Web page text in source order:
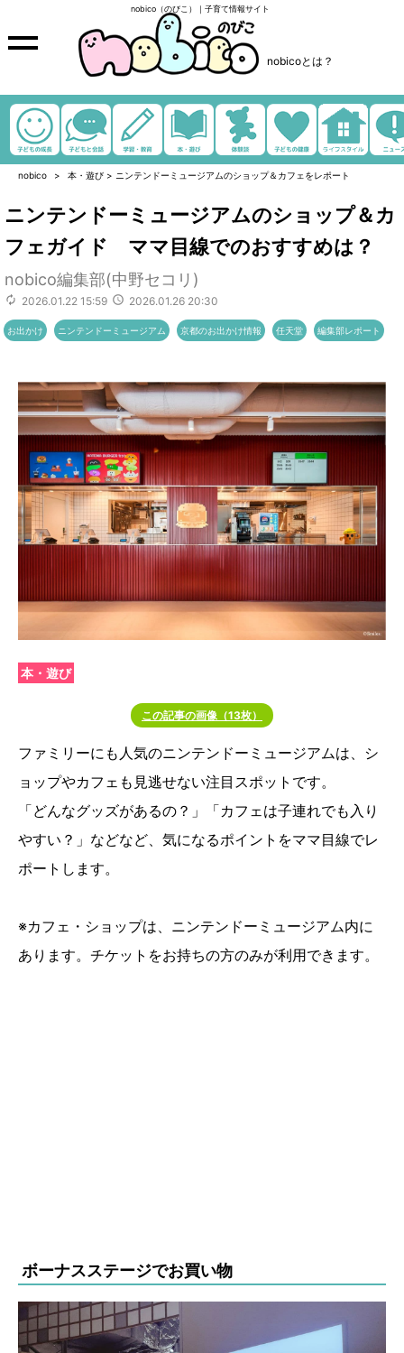
nobico（のびこ）｜子育て情報サイト
nobicoとは？
nobico 本・遊び > ニンテンドーミュージアムのショップ＆カフェをレポート
ニンテンドーミュージアムのショップ＆カ
フェガイド ママ目線でのおすすめは？
nobico編集部(中野セコリ)
2026.01.22 15:59 2026.01.26 20:30
お出かけ ニンテンドーミュージアム 京都のお出かけ情報 任天堂 編集部レポート
本・遊び
この記事の画像（13枚）
ファミリーにも人気のニンテンドーミュージアムは、シ
ョップやカフェも見逃せない注目スポットです。
「どんなグッズがあるの？」「カフェは子連れでも入り
やすい？」などなど、気になるポイントをママ目線でレ
ポートします。
※カフェ・ショップは、ニンテンドーミュージアム内に
あります。チケットをお持ちの方のみが利用できます。
ボーナスステージでお買い物